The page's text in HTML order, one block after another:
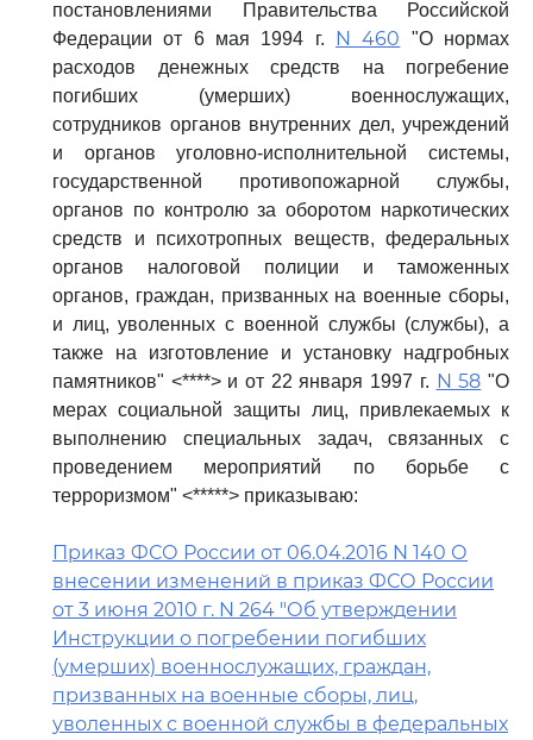
постановлениями Правительства Российской
Федерации от 6 мая 1994 г. N 460 "О нормах
расходов денежных средств на погребение
погибших (умерших) военнослужащих,
сотрудников органов внутренних дел, учреждений
и органов уголовно-исполнительной системы,
государственной противопожарной службы,
органов по контролю за оборотом наркотических
средств и психотропных веществ, федеральных
органов налоговой полиции и таможенных
органов, граждан, призванных на военные сборы,
и лиц, уволенных с военной службы (службы), а
также на изготовление и установку надгробных
памятников" <****> и от 22 января 1997 г. N 58 "О
мерах социальной защиты лиц, привлекаемых к
выполнению специальных задач, связанных с
проведением мероприятий по борьбе с
терроризмом" <*****> приказываю:
Приказ ФСО России от 06.04.2016 N 140 О
внесении изменений в приказ ФСО России
от 3 июня 2010 г. N 264 "Об утверждении
Инструкции о погребении погибших
(умерших) военнослужащих, граждан,
призванных на военные сборы, лиц,
уволенных с военной службы в федеральных